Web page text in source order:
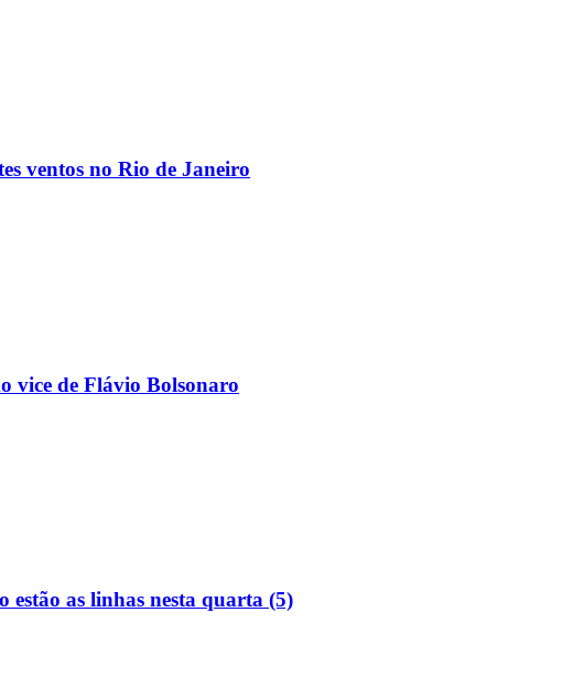
ventos no Rio de Janeiro
vice de Flávio Bolsonaro
estão as linhas nesta quarta (5)